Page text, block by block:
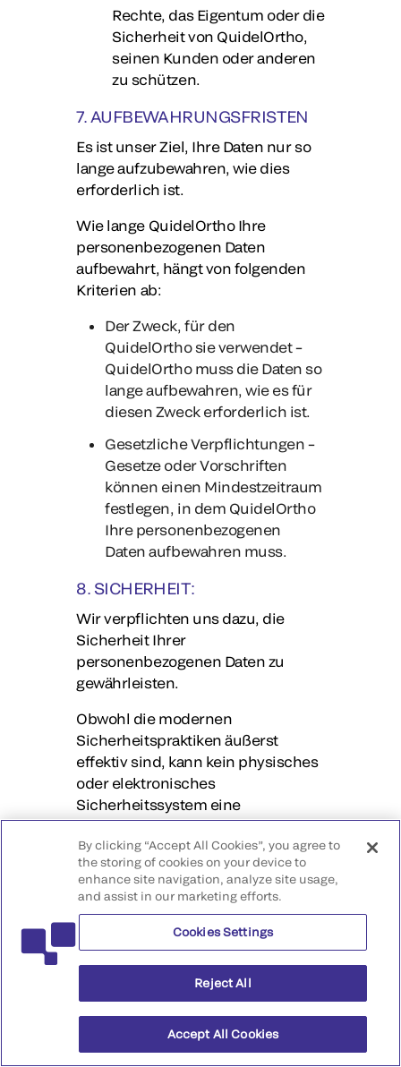
Rechte, das Eigentum oder die
Sicherheit von QuidelOrtho,
seinen Kunden oder anderen
zu schützen.
7. AUFBEWAHRUNGSFRISTEN
Es ist unser Ziel, Ihre Daten nur so
lange aufzubewahren, wie dies
erforderlich ist.
Wie lange QuidelOrtho Ihre
personenbezogenen Daten
aufbewahrt, hängt von folgenden
Kriterien ab:
Der Zweck, für den
QuidelOrtho sie verwendet –
QuidelOrtho muss die Daten so
lange aufbewahren, wie es für
diesen Zweck erforderlich ist.
Gesetzliche Verpflichtungen –
Gesetze oder Vorschriften
können einen Mindestzeitraum
festlegen, in dem QuidelOrtho
Ihre personenbezogenen
Daten aufbewahren muss.
8. SICHERHEIT:
Wir verpflichten uns dazu, die
Sicherheit Ihrer
personenbezogenen Daten zu
gewährleisten.
Obwohl die modernen
Sicherheitspraktiken äußerst
effektiv sind, kann kein physisches
oder elektronisches
Sicherheitssystem eine
vollständige Sicherheit garantieren.
Auch die Übertragung von
Informationen über das Internet ist
nicht vollkommen sicher. Wir
können weder die vollständige
Sicherheit der Dienste von
QuidelOrtho garantieren, noch
können wir garantieren, dass von
Ihnen bereitgestellte Informationen
nicht abgefangen werden, während
sie über das Internet an uns
übermittelt werden.
By clicking “Accept All Cookies”, you agree to
the storing of cookies on your device to
enhance site navigation, analyze site usage,
and assist in our marketing efforts.
Cookies Settings
Reject All
Accept All Cookies